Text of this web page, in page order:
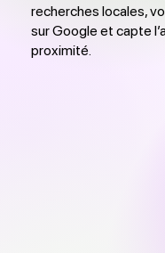
recherches locales,
sur Google et capte
proximité.